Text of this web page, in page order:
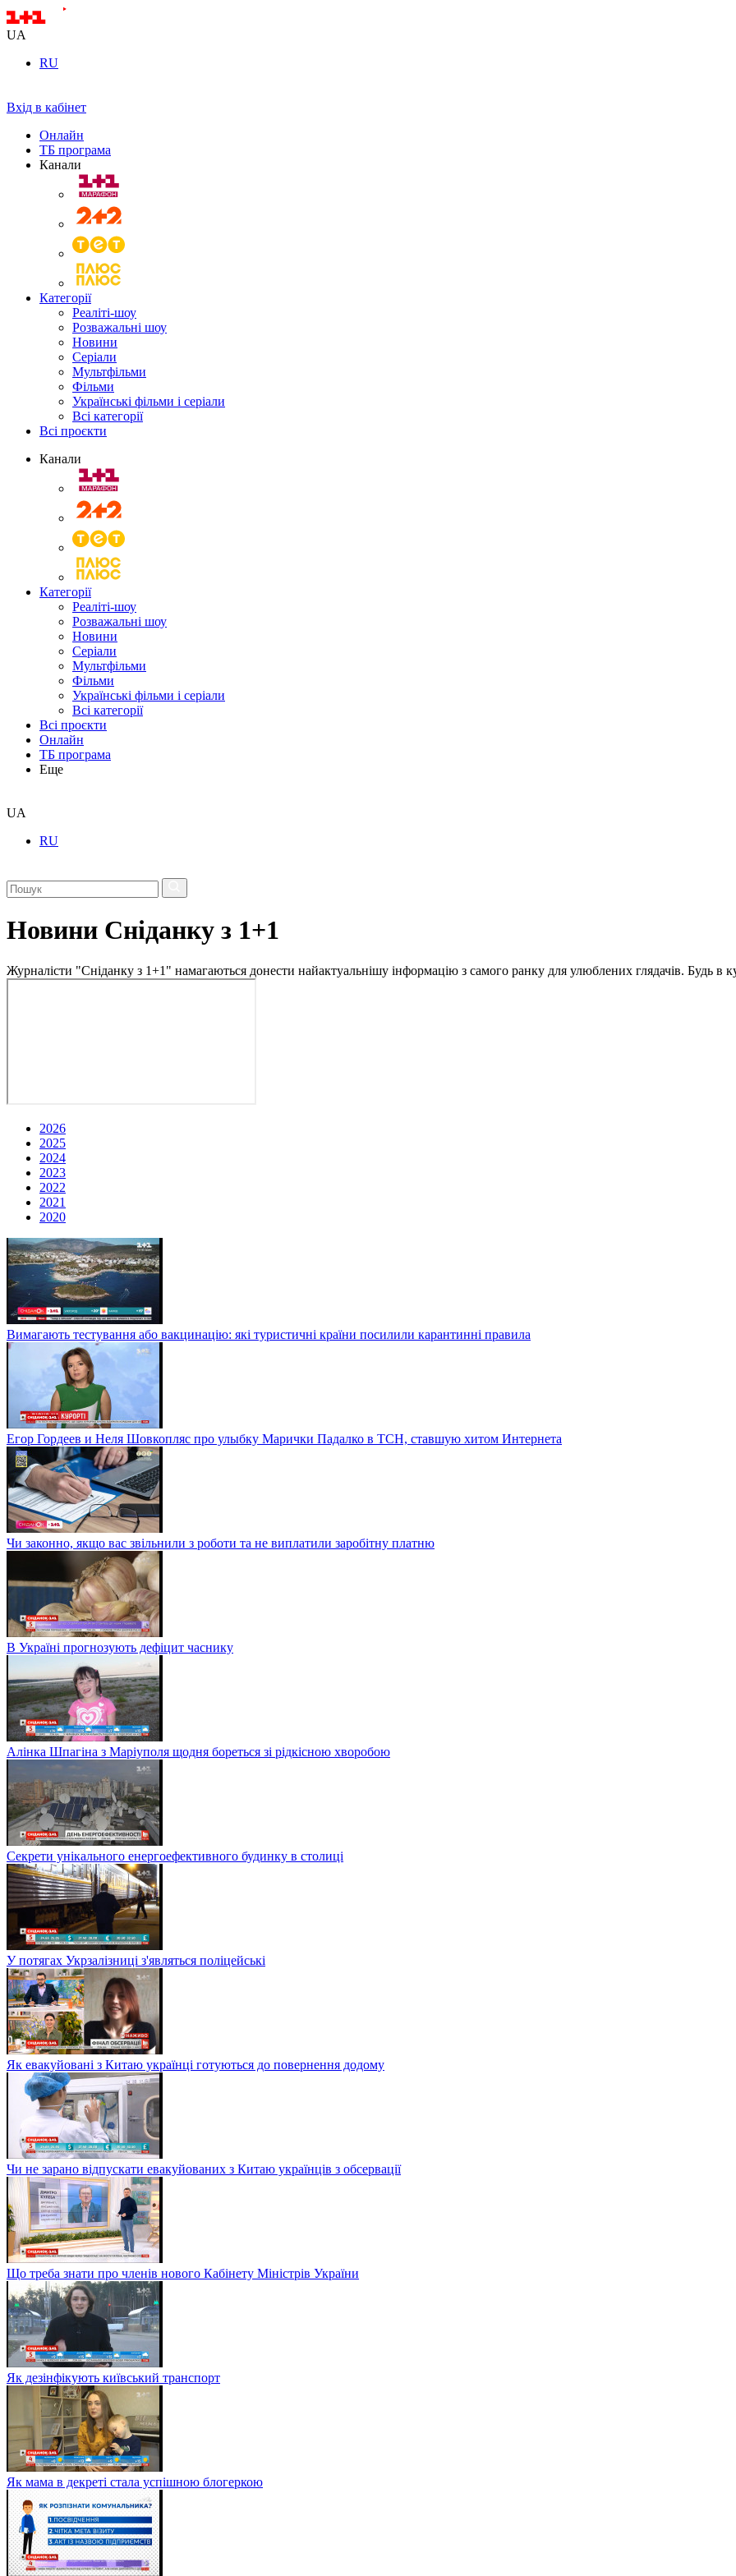
UA
RU
Вхід в кабінет
Онлайн
ТБ програма
Канали
Категорії
Реаліті-шоу
Розважальні шоу
Новини
Серіали
Мультфільми
Фільми
Українські фільми і серіали
Всі категорії
Всі проєкти
Канали
Категорії
Реаліті-шоу
Розважальні шоу
Новини
Серіали
Мультфільми
Фільми
Українські фільми і серіали
Всі категорії
Всі проєкти
Онлайн
ТБ програма
Еще
UA
RU
Новини Сніданку з 1+1
Журналісти "Сніданку з 1+1" намагаються донести найактуальнішу інформацію з самого ранку для улюблених глядачів. Будь в
2026
2025
2024
2023
2022
2021
2020
Вимагають тестування або вакцинацію: які туристичні країни посилили карантинні правила
Егор Гордеев и Неля Шовкопляс про улыбку Марички Падалко в ТСН, ставшую хитом Интернета
Чи законно, якщо вас звільнили з роботи та не виплатили заробітну платню
В Україні прогнозують дефіцит часнику
Алінка Шпагіна з Маріуполя щодня бореться зі рідкісною хворобою
Секрети унікального енергоефективного будинку в столиці
У потягах Укрзалізниці з'являться поліцейські
Як евакуйовані з Китаю українці готуються до повернення додому
Чи не зарано відпускати евакуйованих з Китаю українців з обсервації
Що треба знати про членів нового Кабінету Міністрів України
Як дезінфікують київський транспорт
Як мама в декреті стала успішною блогеркою